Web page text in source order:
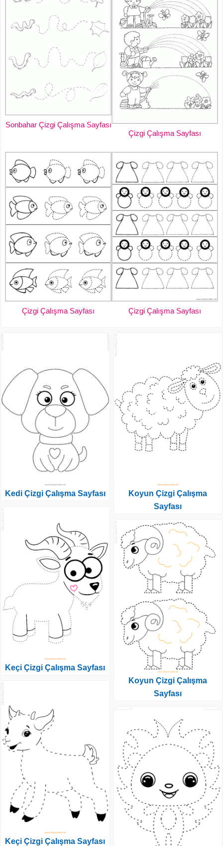
Sonbahar Çizgi Çalışma Sayfası
Çizgi Çalışma Sayfası
Çizgi Çalışma Sayfası Çizgi Çalışma Sayfası
Kedi Çizgi Çalışma Sayfası
Keçi Çizgi Çalışma Sayfası
Keçi Çizgi Çalışma Sayfası
Koyun Çizgi Çalışma
Sayfası
Koyun Çizgi Çalışma
Sayfası